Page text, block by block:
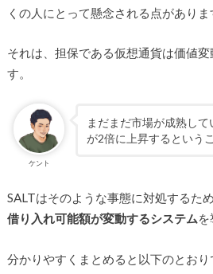
くの人にとって懸念される点がありま
それは、担保である仮想通貨は価値
す。
ケント
まだまだ市場が成熟し
が2倍に上昇するという
SALTはそのような事態に対処するため
借り入れ可能額が変動するシステムを
分かりやすくまとめると以下のとおり